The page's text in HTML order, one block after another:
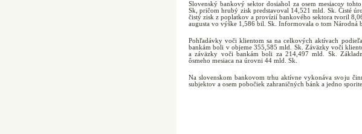
Slovenský bankový sektor dosiahol za osem mesiacov
Sk, pričom hrubý zisk predstavoval 14,521 mld. Sk. Čisté
čistý zisk z poplatkov a provízií bankového sektora tvoril
augusta vo výške 1,586 bil. Sk. Informovala o tom Národná
Pohľadávky voči klientom sa na celkových aktívach
bankám boli v objeme 355,585 mld. Sk. Záväzky voči
a záväzky voči bankám boli za 214,497 mld. Sk.
ôsmeho mesiaca na úrovni 44 mld. Sk.
Na slovenskom bankovom trhu aktívne vykonáva svoju
subjektov a osem pobočiek zahraničných bánk a jedno